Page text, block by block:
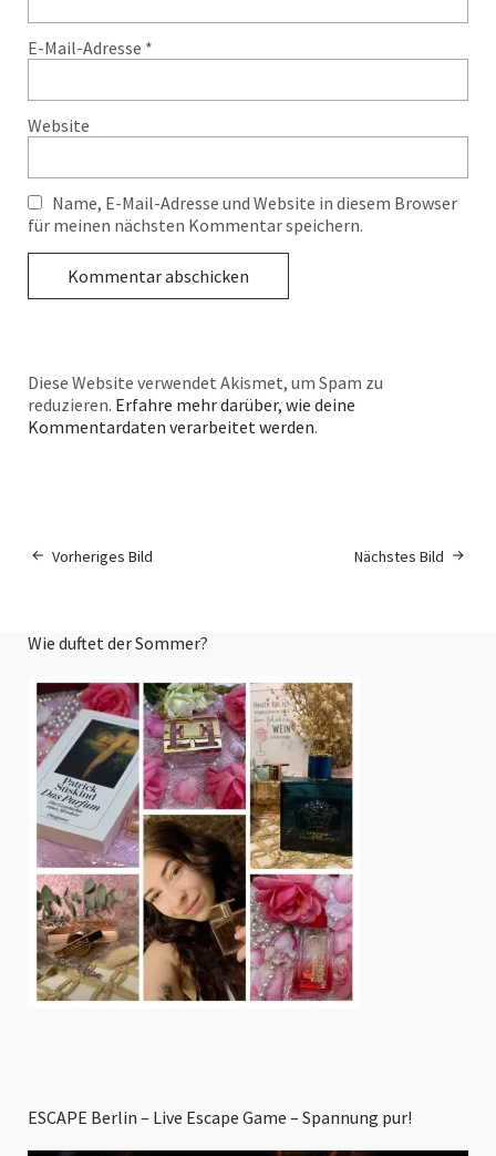
E-Mail-Adresse *
Website
Name, E-Mail-Adresse und Website in diesem Browser
für meinen nächsten Kommentar speichern.
Diese Website verwendet Akismet, um Spam zu
reduzieren. Erfahre mehr darüber, wie deine
Kommentardaten verarbeitet werden.
Nächstes Bild
Vorheriges Bild
Wie duftet der Sommer?
ESCAPE Berlin – Live Escape Game – Spannung pur!